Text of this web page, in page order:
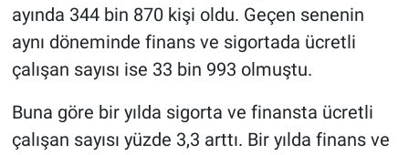
ayında 344 bin 870 kişi oldu. Geçen senenin
aynı döneminde finans ve sigortada ücretli
çalışan sayısı ise 33 bin 993 olmuştu.
Buna göre bir yılda sigorta ve finansta ücretli
çalışan sayısı yüzde 3,3 arttı. Bir yılda finans ve